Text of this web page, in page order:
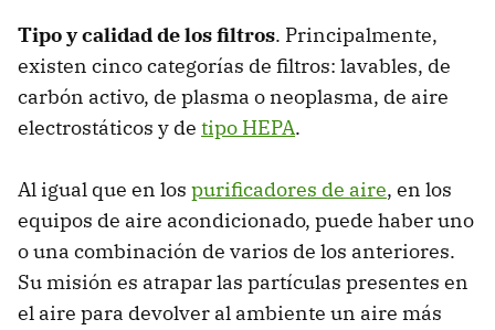
Tipo y calidad de los filtros. Principalmente,
existen cinco categorías de filtros: lavables, de
carbón activo, de plasma o neoplasma, de aire
electrostáticos y de tipo HEPA.
Al igual que en los purificadores de aire, en los
equipos de aire acondicionado, puede haber uno
o una combinación de varios de los anteriores.
Su misión es atrapar las partículas presentes en
el aire para devolver al ambiente un aire más